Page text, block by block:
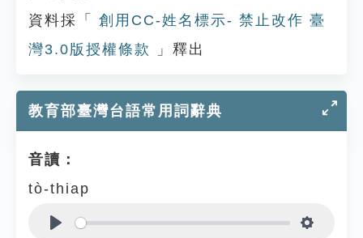
資料採「
創用CC-姓名標示- 禁止改作 臺
灣3.0版授權條款
」釋出
教育部臺灣台語常用詞辭典
音讀：
tò-thiap